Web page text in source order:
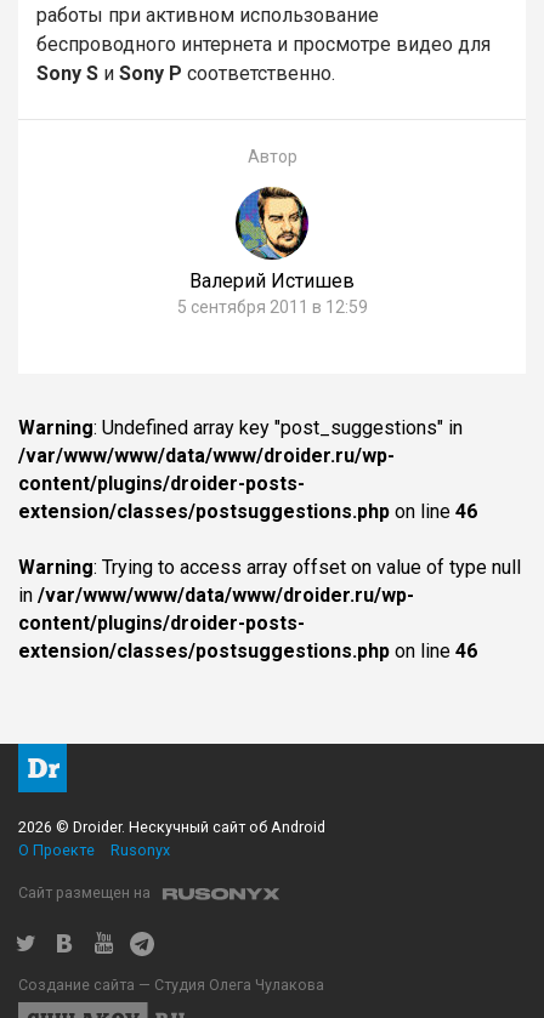
работы при активном использование
беспроводного интернета и просмотре видео для
Sony S и Sony P соответственно.
Автор
Валерий Истишев
5 сентября 2011 в 12:59
Warning: Undefined array key "post_suggestions" in
/var/www/www/data/www/droider.ru/wp-
content/plugins/droider-posts-
extension/classes/postsuggestions.php on line 46
Warning: Trying to access array offset on value of type null
in /var/www/www/data/www/droider.ru/wp-
content/plugins/droider-posts-
extension/classes/postsuggestions.php on line 46
2026 © Droider. Нескучный сайт об Android
О Проекте
Rusonyx
Сайт размещен на
Создание сайта — Студия Олега Чулакова